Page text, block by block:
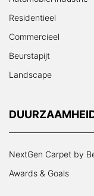
Residentieel
Commercieel
Beurstapijt
Landscape
NextGen Carpet by
Awards & Goals